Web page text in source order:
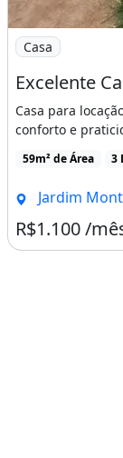
Imagem:
Casa
Excelente
Casa para
conforto e
59m² de Área 3
Jardim
R$1.100 /